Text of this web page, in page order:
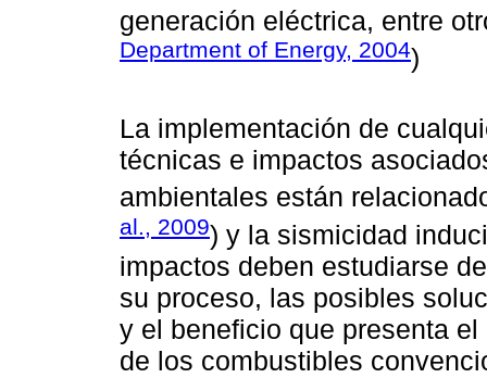
generación eléctrica, entre
Department of Energy, 2004)
La implementación de
técnicas e impactos
ambientales están
al., 2009) y la sismicidad
impactos deben estudiarse
su proceso, las posibles
y el beneficio que presenta
de los combustibles